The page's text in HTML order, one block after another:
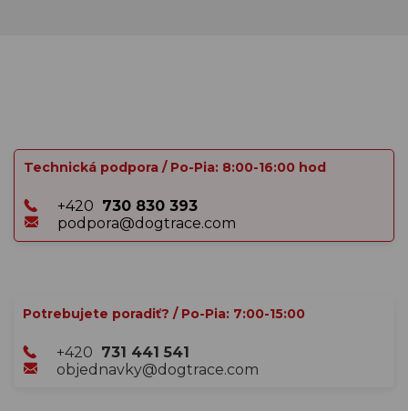
Technická podpora / Po-Pia: 8:00-16:00 hod
+420 730 830 393
podpora@dogtrace.com
Potrebujete poradiť? / Po-Pia: 7:00-15:00
+420 731 441 541
objednavky@dogtrace.com